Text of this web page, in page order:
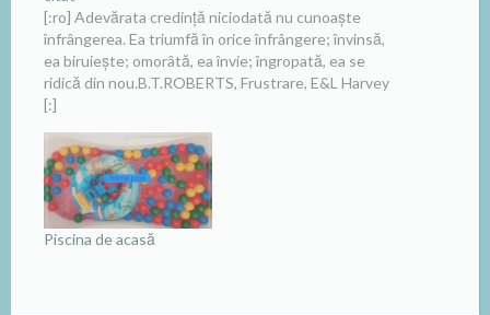
[:ro] Adevărata credință niciodată nu cunoaște
înfrângerea. Ea triumfă în orice înfrângere; învinsă,
ea biruiește; omorâtă, ea învie; îngropată, ea se
ridică din nou.B.T.ROBERTS, Frustrare, E&L Harvey
[:]
Piscina de acasă